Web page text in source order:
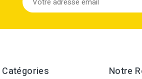
Catégories Notre